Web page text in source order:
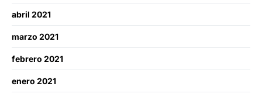
abril 2021
marzo 2021
febrero 2021
enero 2021